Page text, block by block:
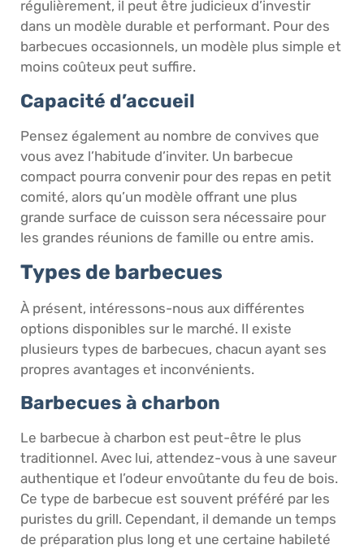
régulièrement, il peut être judicieux d’investir
dans un modèle durable et performant. Pour des
barbecues occasionnels, un modèle plus simple et
moins coûteux peut suffire.
Capacité d’accueil
Pensez également au nombre de convives que
vous avez l’habitude d’inviter. Un barbecue
compact pourra convenir pour des repas en petit
comité, alors qu’un modèle offrant une plus
grande surface de cuisson sera nécessaire pour
les grandes réunions de famille ou entre amis.
Types de barbecues
À présent, intéressons-nous aux différentes
options disponibles sur le marché. Il existe
plusieurs types de barbecues, chacun ayant ses
propres avantages et inconvénients.
Barbecues à charbon
Le barbecue à charbon est peut-être le plus
traditionnel. Avec lui, attendez-vous à une saveur
authentique et l’odeur envoûtante du feu de bois.
Ce type de barbecue est souvent préféré par les
puristes du grill. Cependant, il demande un temps
de préparation plus long et une certaine habileté